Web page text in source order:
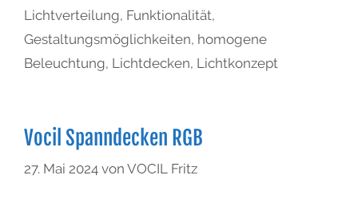
Lichtverteilung, Funktionalität,
Gestaltungsmöglichkeiten, homogene
Beleuchtung, Lichtdecken, Lichtkonzept
Vocil Spanndecken RGB
27. Mai 2024 von VOCIL Fritz